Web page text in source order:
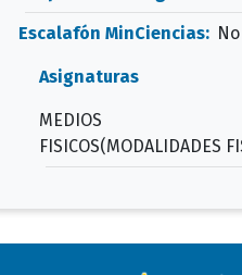
Escalafón MinCiencias:
Asignaturas
MEDIOS
FISICOS(MODALIDADES